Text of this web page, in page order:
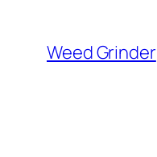
Inhalt
springen
Weed Grinder